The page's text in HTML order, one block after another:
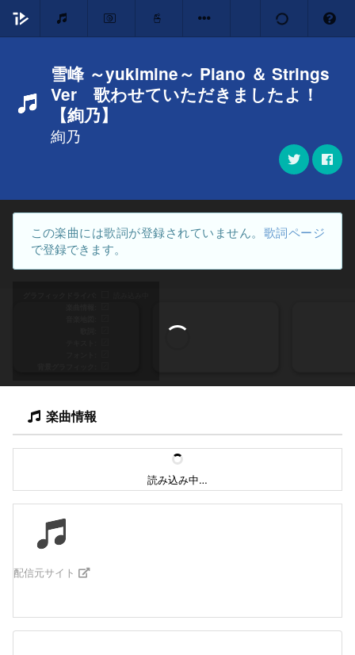
雪峰 ～yukimine～ Piano ＆ Strings
Ver 歌わせていただきましたよ！
【絢乃】
絢乃
この楽曲には歌詞が登録されていません。 歌詞ページ
で登録できます。
楽曲情報
読み込み中…
配信元サイト